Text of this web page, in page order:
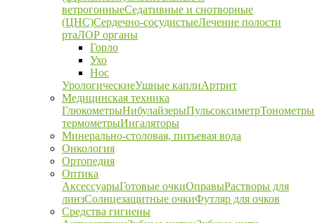
ветрогонныеСедативные и снотворные
(ЦНС)Сердечно-сосудистыеЛечение полости
ртаЛОР органы
Горло
Ухо
Нос
УрологическиеУшные каплиАртрит
Медицинская техника
ГлюкометрыНибулайзерыПульсоксиметрТонометры
термометрыИнгаляторы
Минерально-столовая, питьевая вода
Онкология
Ортопедия
Оптика
АксессуарыГотовые очкиОправыРастворы для
линзСолнцезащитные очкиФутляр для очков
Средства гигиены